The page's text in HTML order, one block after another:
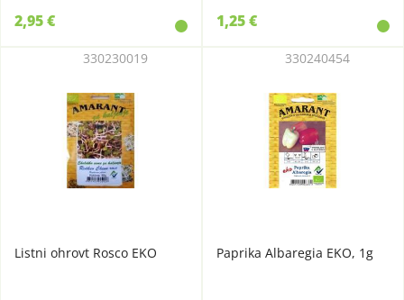
2,95 € 1,25 €
Listni ohrovt Rosco EKO
330230019
Paprika Albaregia EKO, 1g
330240454